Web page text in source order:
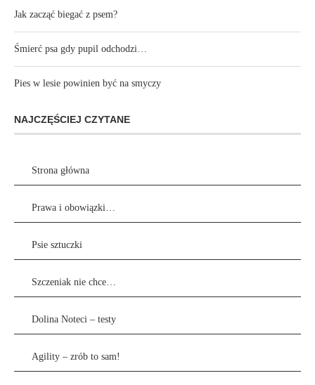
Jak zacząć biegać z psem?
Śmierć psa gdy pupil odchodzi…
Pies w lesie powinien być na smyczy
NAJCZĘŚCIEJ CZYTANE
Strona główna
Prawa i obowiązki…
Psie sztuczki
Szczeniak nie chce…
Dolina Noteci – testy
Agility – zrób to sam!